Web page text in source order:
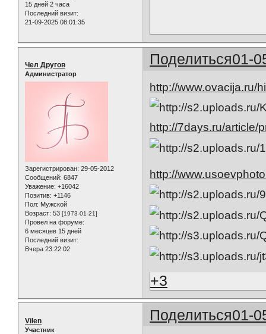
15 дней 2 часа
Последний визит:
21-09-2025 08:01:35
Поделиться01-
Чел Другов
Администратор
Зарегистрирован: 29-05-2012
Сообщений: 6847
Уважение: +16042
Позитив: +1146
Пол: Мужской
Возраст: 53 [1973-01-21]
Провел на форуме:
6 месяцев 15 дней
Последний визит:
Вчера 23:22:02
http://www.ovacija.ru/
http://7days.ru/
http://
+3
Поделиться01-
Vilen
Участник